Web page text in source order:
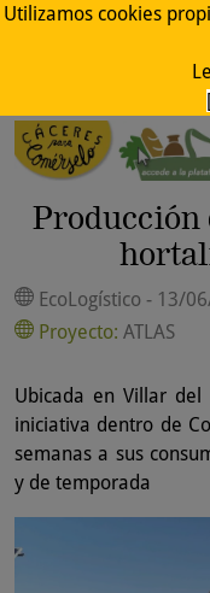
Utilizamos cookies
Producción
EcoLogístico - 13/
Proyecto: ATLAS
Ubicada en Villar
iniciativa dentro de
semanas a sus
y de temporada